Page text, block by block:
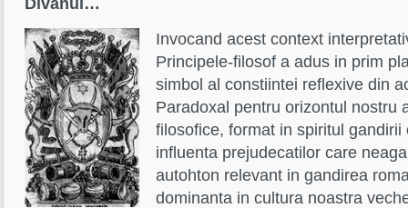
Invocand acest context
Principele-filosof a adus in prim
simbol al constiintei reflexive din
Paradoxal pentru orizontul nostru
filosofice, format in spiritul
influenta prejudecatilor care
autohton relevant in gandirea
dominanta in cultura noastra